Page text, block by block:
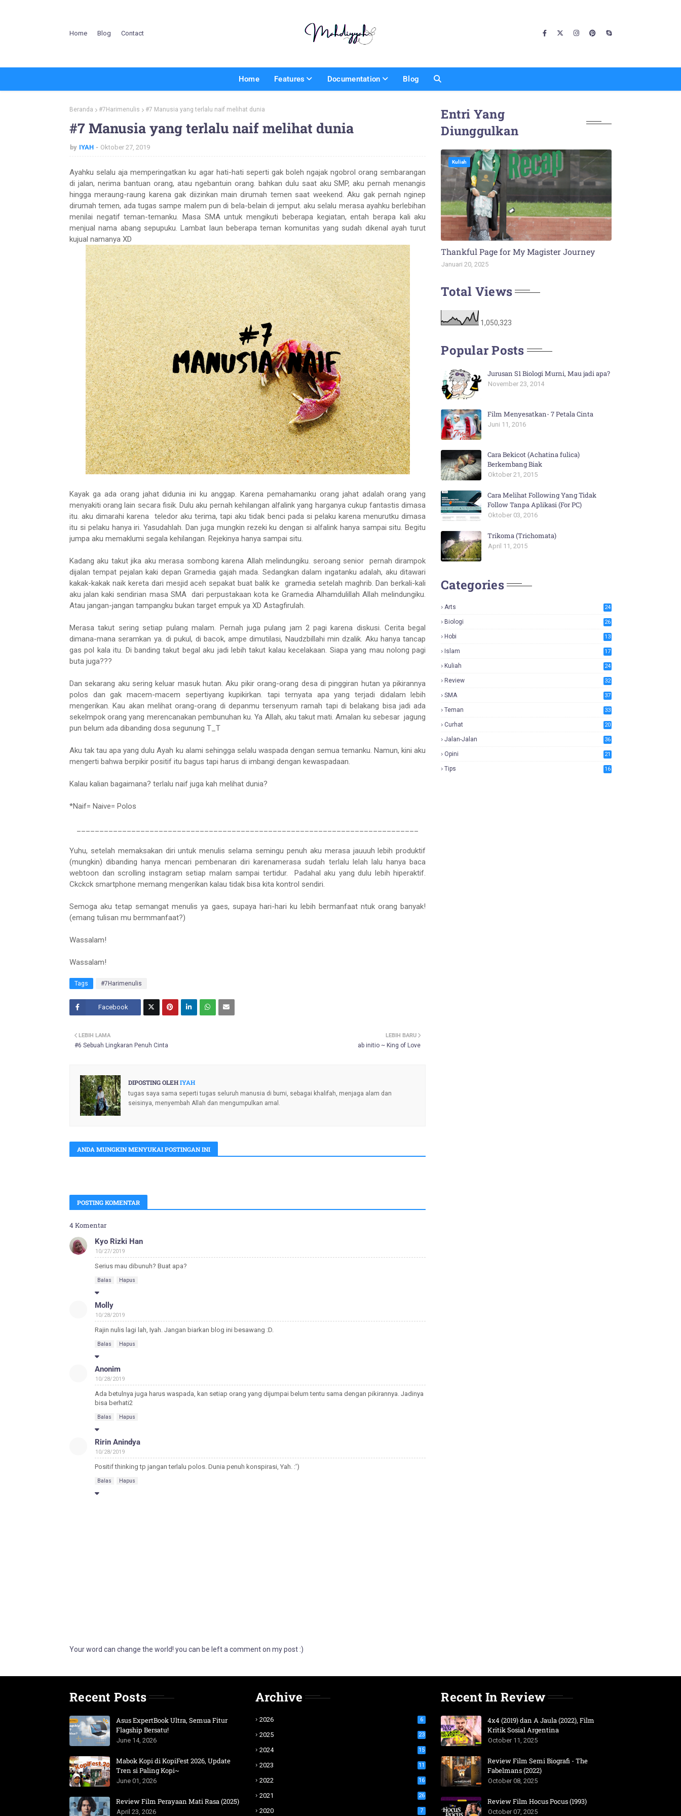
Home Blog Contact
Home Features Documentation Blog
Beranda #7Harimenulis #7 Manusia yang terlalu naif melihat dunia
#7 Manusia yang terlalu naif melihat dunia
by IYAH Oktober 27, 2019
Ayahku selalu aja memperingatkan ku agar hati-hati seperti gak boleh ngajak ngobrol orang sembarangan
di jalan, nerima bantuan orang, atau ngebantuin orang. bahkan dulu saat aku SMP, aku pernah menangis
hingga meraung-raung karena gak diizinkan main dirumah temen saat weekend. Aku gak pernah nginep
dirumah temen, ada tugas sampe malem pun di bela-belain di jemput. aku selalu merasa ayahku berlebihan
menilai negatif teman-temanku. Masa SMA untuk mengikuti beberapa kegiatan, entah berapa kali aku
menjual nama abang sepupuku. Lambat laun beberapa teman komunitas yang sudah dikenal ayah turut
kujual namanya XD
Kayak ga ada orang jahat didunia ini ku anggap. Karena pemahamanku orang jahat adalah orang yang
menyakiti orang lain secara fisik. Dulu aku pernah kehilangan alfalink yang harganya cukup fantastis dimasa
itu. aku dimarahi karena teledor aku terima, tapi aku tidak benci pada si pelaku karena menurutku dimasa
itu si pelaku hanya iri. Yasudahlah. Dan juga mungkin rezeki ku dengan si alfalink hanya sampai situ. Begitu
jumpa aku memaklumi segala kehilangan. Rejekinya hanya sampai situ.
Kadang aku takut jika aku merasa sombong karena Allah melindungiku. seroang senior pernah dirampok
dijalan tempat pejalan kaki depan Gramedia gajah mada. Sedangkan dalam ingatanku adalah, aku ditawari
kakak-kakak naik kereta dari mesjid aceh sepakat buat balik ke gramedia setelah maghrib. Dan berkali-kali
aku jalan kaki sendirian masa SMA dari perpustakaan kota ke Gramedia Alhamdulillah Allah melindungiku.
Atau jangan-jangan tampangku bukan target empuk ya XD Astagfirulah.
Merasa takut sering setiap pulang malam. Pernah juga pulang jam 2 pagi karena diskusi. Cerita begal
dimana-mana seramkan ya. di pukul, di bacok, ampe dimutilasi, Naudzbillahi min dzalik. Aku hanya tancap
gas pol kala itu. Di banding takut begal aku jadi lebih takut kalau kecelakaan. Siapa yang mau nolong pagi
buta juga???
Dan sekarang aku sering keluar masuk hutan. Aku pikir orang-orang desa di pinggiran hutan ya pikirannya
polos dan gak macem-macem sepertiyang kupikirkan. tapi ternyata apa yang terjadi didalam lebih
mengerikan. Kau akan melihat orang-orang di depanmu tersenyum ramah tapi di belakang bisa jadi ada
sekelmpok orang yang merencanakan pembunuhan ku. Ya Allah, aku takut mati. Amalan ku sebesar jagung
pun belum ada dibanding dosa segunung T_T
Aku tak tau apa yang dulu Ayah ku alami sehingga selalu waspada dengan semua temanku. Namun, kini aku
mengerti bahwa berpikir positif itu bagus tapi harus di imbangi dengan kewaspadaan.
Kalau kalian bagaimana? terlalu naif juga kah melihat dunia?
*Naif= Naive= Polos
Yuhu, setelah memaksakan diri untuk menulis selama semingu penuh aku merasa jauuuh lebih produktif
(mungkin) dibanding hanya mencari pembenaran diri karenamerasa sudah terlalu lelah lalu hanya baca
webtoon dan scrolling instagram setiap malam sampai tertidur. Padahal aku yang dulu lebih hiperaktif.
Ckckck smartphone memang mengerikan kalau tidak bisa kita kontrol sendiri.
Semoga aku tetap semangat menulis ya gaes, supaya hari-hari ku lebih bermanfaat ntuk orang banyak!
(emang tulisan mu bermmanfaat?)
Wassalam!
Wassalam!
Tags #7Harimenulis
Facebook
LEBIH BARU
ab initio ~ King of Love
LEBIH LAMA
#6 Sebuah Lingkaran Penuh Cinta
DIPOSTING OLEHIYAH
tugas saya sama seperti tugas seluruh manusia di bumi, sebagai khalifah, menjaga alam dan
seisinya, menyembah Allah dan mengumpulkan amal.
ANDA MUNGKIN MENYUKAI POSTINGAN INI
POSTING KOMENTAR
4 Komentar
Kyo Rizki Han
10/27/2019
Serius mau dibunuh? Buat apa?
Balas Hapus
Molly
10/28/2019
Rajin nulis lagi lah, Iyah. Jangan biarkan blog ini besawang :D.
Balas Hapus
Anonim
10/28/2019
Ada betulnya juga harus waspada, kan setiap orang yang dijumpai belum tentu sama dengan pikirannya. Jadinya
bisa berhati2
Balas Hapus
Ririn Anindya
10/28/2019
Positif thinking tp jangan terlalu polos. Dunia penuh konspirasi, Yah. :')
Balas Hapus
Your word can change the world! you can be left a comment on my post :)
Entri Yang
Diunggulkan
Kuliah
Thankful Page for My Magister Journey
Januari 20, 2025
Total Views
1,050,323
Popular Posts
Jurusan S1 Biologi Murni, Mau jadi apa?
November 23, 2014
Film Menyesatkan- 7 Petala Cinta
Juni 11, 2016
Cara Bekicot (Achatina fulica)
Berkembang Biak
Oktober 21, 2015
Cara Melihat Following Yang Tidak
Follow Tanpa Aplikasi (For PC)
Oktober 03, 2016
Trikoma (Trichomata)
April 11, 2015
Categories
Arts 24
Biologi 26
Hobi 13
Islam 17
Kuliah 24
Review 32
SMA 37
Teman 33
Curhat 20
Jalan-Jalan 36
Opini 21
Tips 16
Recent Posts
Asus ExpertBook Ultra, Semua Fitur
Flagship Bersatu!
June 14, 2026
Mabok Kopi di KopiFest 2026, Update
Tren si Paling Kopi~
June 01, 2026
Review Film Perayaan Mati Rasa (2025)
April 23, 2026
Archive
2026 6
2025 23
2024 15
2023 11
2022 16
2021 26
2020 7
Recent In Review
4x4 (2019) dan A Jaula (2022), Film
Kritik Sosial Argentina
October 11, 2025
Review Film Semi Biografi - The
Fabelmans (2022)
October 08, 2025
Review Film Hocus Pocus (1993)
October 07, 2025